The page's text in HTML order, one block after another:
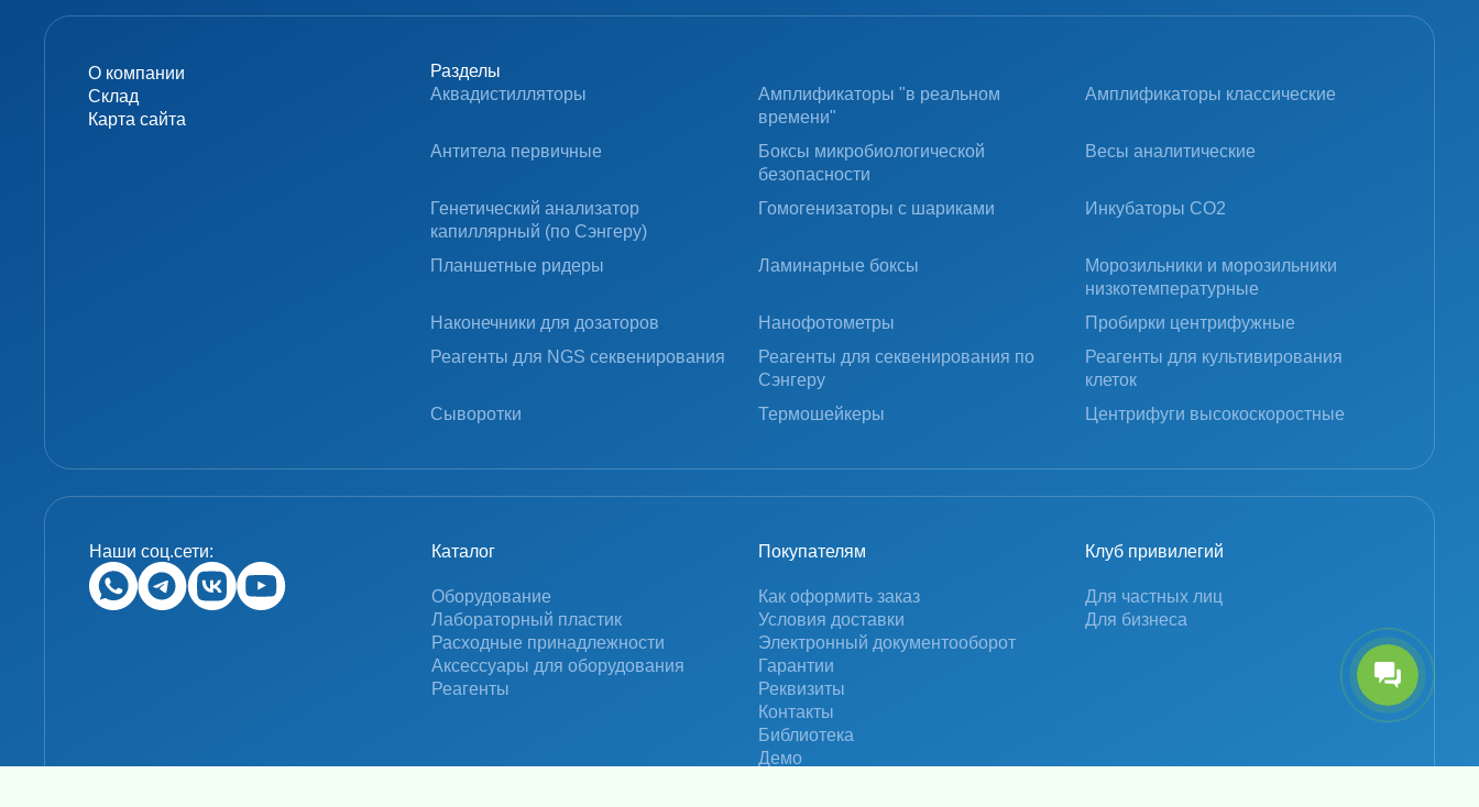
О компании
Склад
Карта сайта
Разделы
Аквадистилляторы
Амплификаторы "в реальном
времени"
Амплификаторы классические
Антитела первичные
Боксы микробиологической
безопасности
Весы аналитические
Генетический анализатор
капиллярный (по Сэнгеру)
Гомогенизаторы с шариками Инкубаторы CO2
Планшетные ридеры Ламинарные боксы
Морозильники и морозильники
низкотемпературные
Наконечники для дозаторов
Нанофотометры
Пробирки центрифужные
Реагенты для NGS секвенирования
Реагенты для секвенирования по
Сэнгеру
Реагенты для культивирования
клеток
Сыворотки
Термошейкеры Центрифуги высокоскоростные
Наши соц.сети: Каталог
Оборудование
Лабораторный пластик
Расходные принадлежности
Аксессуары для оборудования
Реагенты
Покупателям
Как оформить заказ
Условия доставки
Электронный документооборот
Гарантии
Реквизиты
Контакты
Библиотека
Демо
Клуб привилегий
Для частных лиц
Для бизнеса